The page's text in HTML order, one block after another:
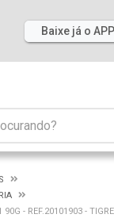
Baixe já o
90G - REF.20101903 - TIGRE